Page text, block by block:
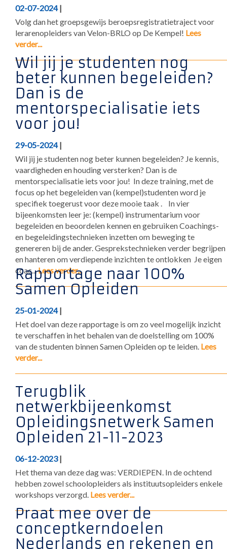
02-07-2024|
Volg dan het groepsgewijs beroepsregistratietraject voor
lerarenopleiders van Velon-BRLO op De Kempel! Lees
verder...
Wil jij je studenten nog
beter kunnen begeleiden?
Dan is de
mentorspecialisatie iets
voor jou!
29-05-2024|
Wil jij je studenten nog beter kunnen begeleiden? Je kennis,
vaardigheden en houding versterken? Dan is de
mentorspecialisatie iets voor jou! In deze training, met de
focus op het begeleiden van (kempel)studenten word je
specifiek toegerust voor deze mooie taak . In vier
bijeenkomsten leer je: (kempel) instrumentarium voor
begeleiden en beoordelen kennen en gebruiken Coachings-
en begeleidingstechnieken inzetten om beweging te
genereren bij de ander. Gesprekstechnieken verder begrijpen
en hanteren om verdiepende inzichten te ontlokken Je eigen
coac...Lees verder...
Rapportage naar 100%
Samen Opleiden
25-01-2024|
Het doel van deze rapportage is om zo veel mogelijk inzicht
te verschaffen in het behalen van de doelstelling om 100%
van de studenten binnen Samen Opleiden op te leiden. Lees
verder...
Terugblik
netwerkbijeenkomst
Opleidingsnetwerk Samen
Opleiden 21-11-2023
06-12-2023|
Het thema van deze dag was: VERDIEPEN. In de ochtend
hebben zowel schoolopleiders als instituutsopleiders enkele
workshops verzorgd. Lees verder...
Praat mee over de
conceptkerndoelen
Nederlands en rekenen en